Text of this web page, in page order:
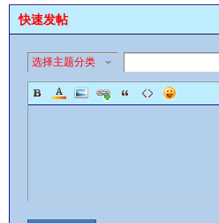
快速发帖
选择主题分类